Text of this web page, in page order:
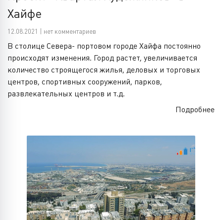
Хайфе
12.08.2021 | нет комментариев
В столице Севера- портовом городе Хайфа постоянно
происходят изменения. Город растет, увеличивается
количество строящегося жилья, деловых и торговых
центров, спортивных сооружений, парков,
развлекательных центров и т.д.
Подробнее